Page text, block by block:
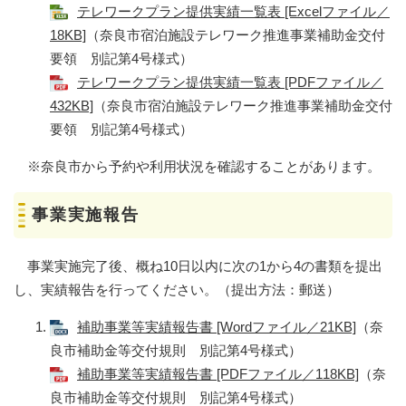
テレワークプラン提供実績一覧表 [Excelファイル／
18KB] （奈良市宿泊施設テレワーク推進事業補助金交付
要領 別記第4号様式）
テレワークプラン提供実績一覧表 [PDFファイル／
432KB] （奈良市宿泊施設テレワーク推進事業補助金交付
要領 別記第4号様式）
※奈良市から予約や利用状況を確認することがあります。
事業実施報告
事業実施完了後、概ね10日以内に次の1から4の書類を提出
し、実績報告を行ってください。（提出方法：郵送）
補助事業等実績報告書 [Wordファイル／21KB] （奈
良市補助金等交付規則 別記第4号様式）
補助事業等実績報告書 [PDFファイル／118KB] （奈
良市補助金等交付規則 別記第4号様式）